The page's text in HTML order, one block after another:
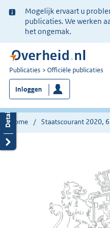
Ter
informatie:
Mogelijk ervaart u
publicaties. We werken
het ongemak.
U
bent
nu
hier:
Publicaties Officiële publicaties
Inloggen
Home Staatscourant 2020,